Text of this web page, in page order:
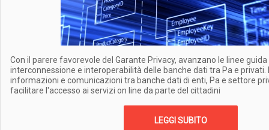
Con il parere favorevole del Garante Privacy, avanzano le linee
interconnessione e interoperabilità delle banche dati tra Pa e privati.
informazioni e comunicazioni tra banche dati di enti, Pa e settore
facilitare l'accesso ai servizi on line da parte del cittadini
LEGGI SUBITO